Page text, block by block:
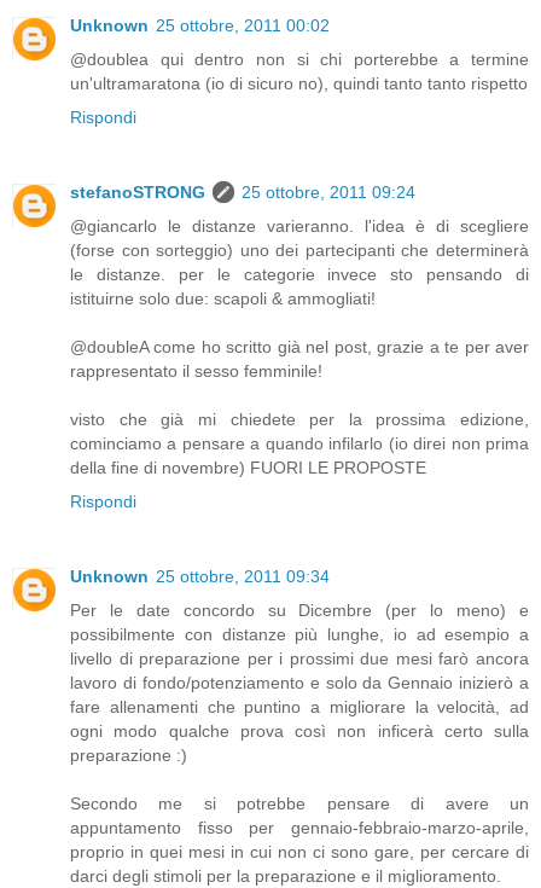
Unknown 25 ottobre, 2011 00:02
@doublea qui dentro non si chi porterebbe a termine
un'ultramaratona (io di sicuro no), quindi tanto tanto rispetto
Rispondi
stefanoSTRONG
25 ottobre, 2011 09:24
@giancarlo le distanze varieranno. l'idea è di scegliere
(forse con sorteggio) uno dei partecipanti che determinerà
le distanze. per le categorie invece sto pensando di
istituirne solo due: scapoli & ammogliati!
@doubleA come ho scritto già nel post, grazie a te per aver
rappresentato il sesso femminile!
visto che già mi chiedete per la prossima edizione,
cominciamo a pensare a quando infilarlo (io direi non prima
della fine di novembre) FUORI LE PROPOSTE
Rispondi
Unknown 25 ottobre, 2011 09:34
Per le date concordo su Dicembre (per lo meno) e
possibilmente con distanze più lunghe, io ad esempio a
livello di preparazione per i prossimi due mesi farò ancora
lavoro di fondo/potenziamento e solo da Gennaio inizierò a
fare allenamenti che puntino a migliorare la velocità, ad
ogni modo qualche prova così non inficerà certo sulla
preparazione :)
Secondo me si potrebbe pensare di avere un
appuntamento fisso per gennaio-febbraio-marzo-aprile,
proprio in quei mesi in cui non ci sono gare, per cercare di
darci degli stimoli per la preparazione e il miglioramento.